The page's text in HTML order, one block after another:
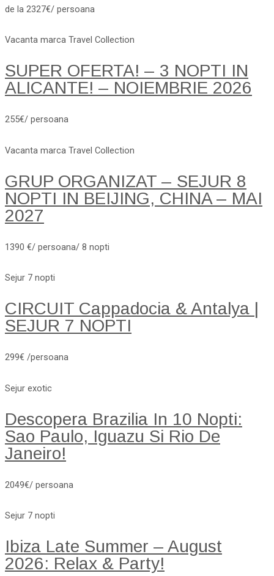
de la 2327€/ persoana
Vacanta marca Travel Collection
SUPER OFERTA! – 3 NOPTI IN
ALICANTE! – NOIEMBRIE 2026
255€/ persoana
Vacanta marca Travel Collection
GRUP ORGANIZAT – SEJUR 8
NOPTI IN BEIJING, CHINA – MAI
2027
1390 €/ persoana/ 8 nopti
Sejur 7 nopti
CIRCUIT Cappadocia & Antalya |
SEJUR 7 NOPTI
299€ /persoana
Sejur exotic
Descopera Brazilia In 10 Nopti:
Sao Paulo, Iguazu Si Rio De
Janeiro!
2049€/ persoana
Sejur 7 nopti
Ibiza Late Summer – August
2026: Relax & Party!